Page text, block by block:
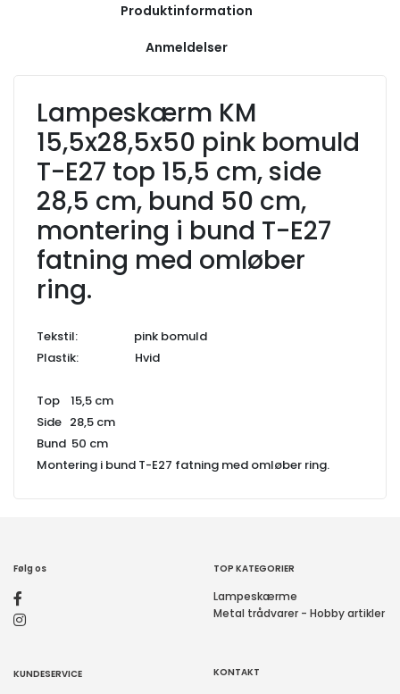
Produktinformation
Anmeldelser
Lampeskærm KM
15,5x28,5x50 pink bomuld
T-E27 top 15,5 cm, side
28,5 cm, bund 50 cm,
montering i bund T-E27
fatning med omløber
ring.
Tekstil: pink bomuld
Plastik: Hvid
Top 15,5 cm
Side 28,5 cm
Bund 50 cm
Montering i bund T-E27 fatning med omløber ring.
Følg os TOP KATEGORIER
Lampeskærme
Metal trådvarer - Hobby artikler
KUNDESERVICE KONTAKT